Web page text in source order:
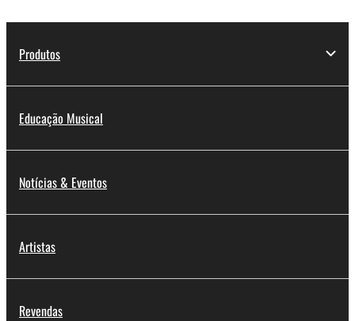
Produtos
Educação Musical
Notícias & Eventos
Artistas
Revendas